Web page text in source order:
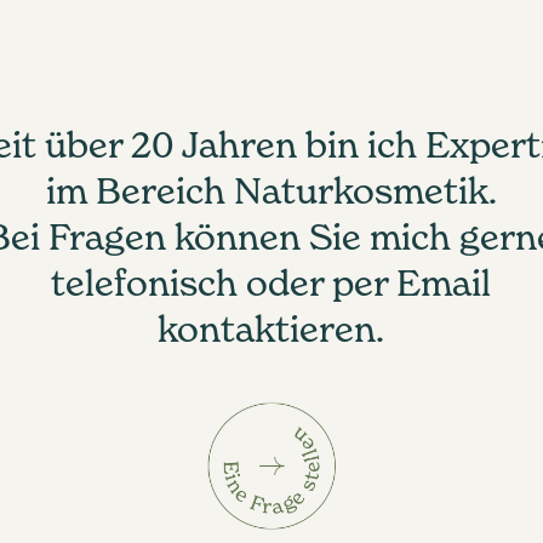
über 20 Jahren bin ich
im Bereich Naturkosmetik.
Fragen können Sie mich
telefonisch oder per Email
kontaktieren.